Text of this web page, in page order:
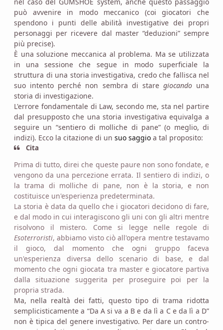
può avvenire in modo meccanico (coi giocatori che
spendono i punti delle abilità investigative dei propri
personaggi per ricevere dal master “deduzioni” sempre
più precise).
È una soluzione meccanica al problema. Ma se utilizzata
in una sessione che segue in modo superficiale la
struttura di una storia investigativa, credo che fallisca nel
suo intento perché non sembra di stare giocandouna
storia di investigazione.
L'errore fondamentale di Law, secondo me, sta nel partire
dal presupposto che una storia investigativa equivalga a
seguire un “sentiero di molliche di pane” (o meglio, di
indizi). Ecco la citazione di un suo saggio a tal proposito:
Cita
Prima di tutto, direi che queste paure non sono fondate, e
vengono da una percezione errata. Il sentiero di indizi, o
la trama di molliche di pane, non è la storia, e non
costituisce un'esperienza predeterminata.
La storia è data da quello che i giocatori decidono di fare,
e dal modo in cui interagiscono gli uni con gli altri mentre
risolvono il mistero. Come si legge nelle regole di
Esoterroristi, abbiamo visto ciò all'opera mentre testavamo
il gioco, dal momento che ogni gruppo faceva
un'esperienza diversa dello scenario di base, e dal
momento che ogni giocata tra master e giocatore partiva
dalla situazione suggerita per proseguire poi per la
propria strada.
Ma, nella realtà dei fatti, questo tipo di trama ridotta
semplicisticamente a “Da A si va a B e da lì a C e da lì a D”
non è tipica del genere investigativo. Per dare un contro-